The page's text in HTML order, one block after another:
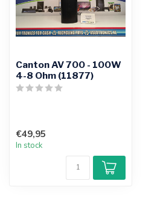
Canton AV 700 - 100W
4-8 Ohm (11877)
€49,95
In stock